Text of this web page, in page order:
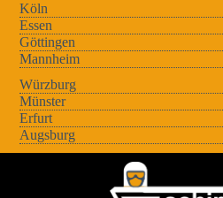
Köln
Essen
Göttingen
Mannheim
Würzburg
Münster
Erfurt
Augsburg